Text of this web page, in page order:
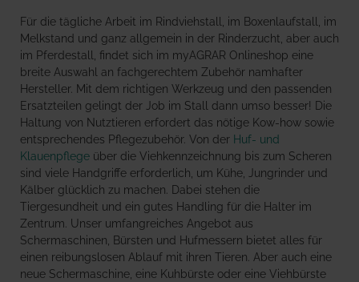
Für die tägliche Arbeit im Rindviehstall, im Boxenlaufstall, im
Melkstand und ganz allgemein in der Rinderzucht, aber auch
im Pferdestall, findet sich im myAGRAR Onlineshop eine
breite Auswahl an fachgerechtem Zubehör namhafter
Hersteller. Mit dem richtigen Werkzeug und den passenden
Ersatzteilen gelingt der Job im Stall dann umso besser! Die
Haltung von Nutztieren erfordert das nötige Kow-how sowie
entsprechendes Pflegezubehör. Von der Huf- und
Klauenpflege über die Viehkennzeichnung bis zum Scheren
sind viele Handgriffe erforderlich, um Kühe, Jungrinder und
Kälber glücklich zu machen. Dabei stehen die
Tiergesundheit und ein gutes Handling für die Halter im
Zentrum. Unser umfangreiches Angebot aus
Schermaschinen, Bürsten und Hufmessern bietet alles für
einen reibungslosen Ablauf mit ihren Tieren. Aber auch eine
neue Schermaschine, eine Kuhbürste oder eine Viehbürste